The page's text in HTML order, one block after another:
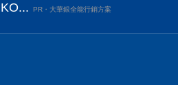
PR・大華銀全能行銷方案